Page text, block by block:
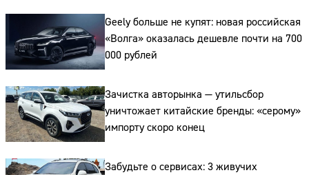
Geely больше не купят: новая российская
«Волга» оказалась дешевле почти на 700
000 рублей
Зачистка авторынка — утильсбор
уничтожает китайские бренды: «серому»
импорту скоро конец
Забудьте о сервисах: 3 живучих
Сайт:
Адрес:
Телефон: